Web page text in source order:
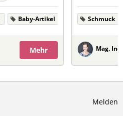
Baby-Artikel Geschenke
Mehr
Schmuck
Mag.
Melden